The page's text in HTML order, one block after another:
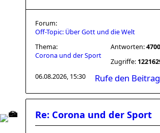
Forum:
Off-Topic: Über Gott und die Welt
Thema:
Corona und der Sport
Antworten:
Zugriffe:
06.08.2026, 15:30
Rufe den
Re: Corona und der Sport